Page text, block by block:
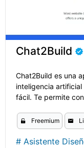
Chat2Build
Chat2Build es una
inteligencia
fácil. Te permite
Freemium
# Asistente